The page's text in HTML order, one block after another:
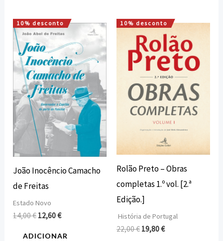
10% desconto
João Inocêncio Camacho
de Freitas
Estado Novo
14,00€
O
preço
original
era:
14,00 €.
12,60€
O
preço
atual
é:
12,60 €.
ADICIONAR
10% desconto
Rolão Preto – Obras
completas 1.º vol. [2.ª
Edição.]
História de Portugal
22,00€
O
preço
original
era:
22,00 €.
19,80€
O
preço
atual
é:
19,80 €.